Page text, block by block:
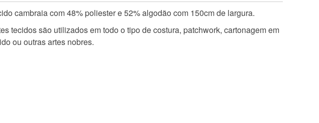
cambraia com 48% poliester e 52% algodão com 150cm de largura.
tecidos são utilizados em todo o tipo de costura, patchwork, cartonagem em
ou outras artes nobres.